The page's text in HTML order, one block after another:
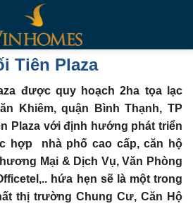
Tiên Plaza
được quy hoạch 2ha tọa lạc
Khiêm, quận Bình Thạnh, TP
Plaza với định hướng phát triển
hợp nhà phố cao cấp, căn hộ
Mại & Dịch Vụ, Văn Phòng
hứa hẹn sẽ là một trong
thị trường Chung Cư, Căn Hộ